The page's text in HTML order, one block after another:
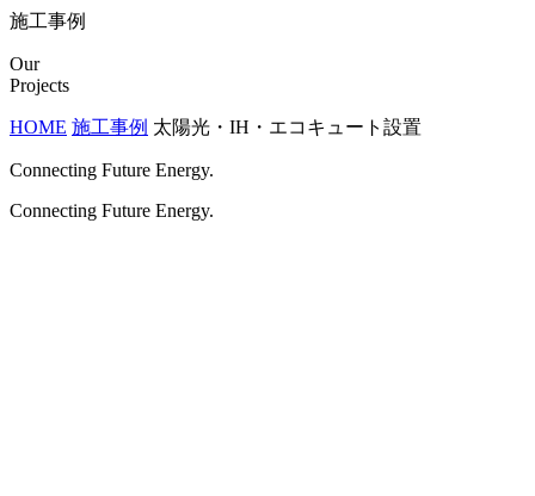
施工事例
Our
Projects
HOME 施工事例 太陽光・IH・エコキュート設置
Connecting Future Energy.
Connecting Future Energy.